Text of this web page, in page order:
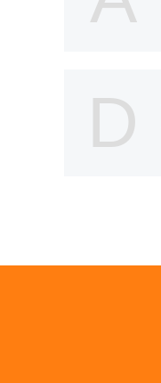
D